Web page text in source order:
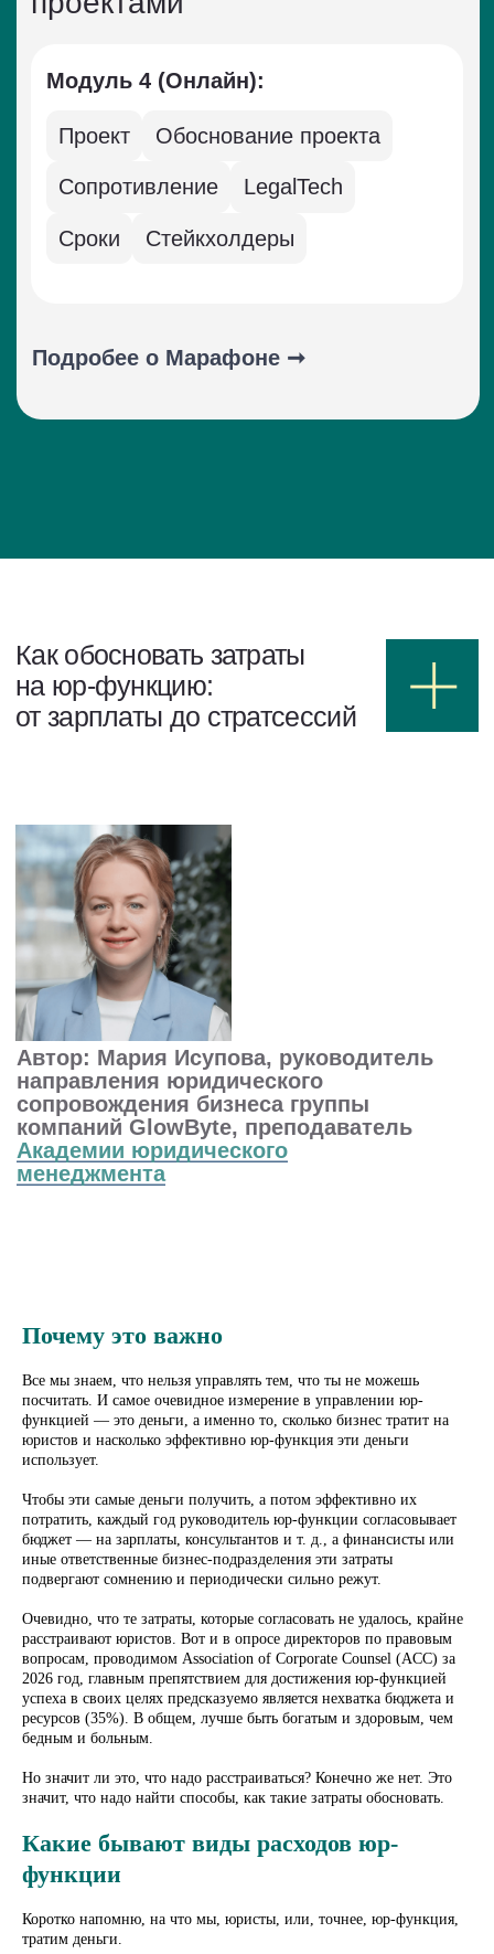
Почему это важно
Все мы знаем, что нельзя управлять тем, что ты не можешь
посчитать. И самое очевидное измерение в управлении юр-
функцией — это деньги, а именно то, сколько бизнес тратит на
юристов и насколько эффективно юр-функция эти деньги
использует.
Чтобы эти самые деньги получить, а потом эффективно их
потратить, каждый год руководитель юр-функции согласовывает
бюджет — на зарплаты, консультантов и т. д., а финансисты или
иные ответственные бизнес-подразделения эти затраты
подвергают сомнению и периодически сильно режут.
Очевидно, что те затраты, которые согласовать не удалось, крайне
расстраивают юристов. Вот и в опросе директоров по правовым
вопросам, проводимом Association of Corporate Counsel (ACC) за
2026 год, главным препятствием для достижения юр-функцией
успеха в своих целях предсказуемо является нехватка бюджета и
ресурсов (35%). В общем, лучше быть богатым и здоровым, чем
бедным и больным.
Но значит ли это, что надо расстраиваться? Конечно же нет. Это
значит, что надо найти способы, как такие затраты обосновать.
Какие бывают виды расходов юр-
функции
Коротко напомню, на что мы, юристы, или, точнее, юр-функция,
тратим деньги.